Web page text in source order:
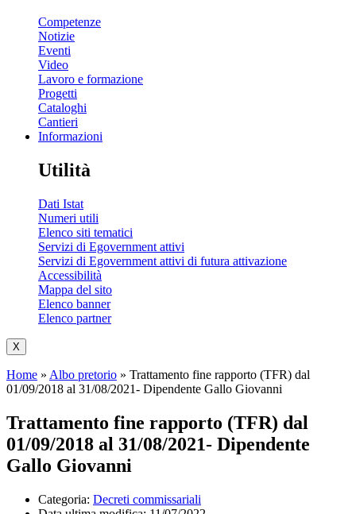
Competenze
Notizie
Eventi
Video
Lavoro e formazione
Progetti
Cataloghi
Cantieri
Informazioni
Utilità
Dati Istat
Numeri utili
Elenco siti tematici
Servizi di Egovernment attivi
Servizi di Egovernment attivi di futura attivazione
Accessibilità
Mappa del sito
Elenco banner
Elenco partner
X
Home » Albo pretorio » Trattamento fine rapporto (TFR) dal
01/09/2018 al 31/08/2021- Dipendente Gallo Giovanni
Trattamento fine rapporto (TFR) dal
01/09/2018 al 31/08/2021- Dipendente
Gallo Giovanni
Categoria: Decreti commissariali